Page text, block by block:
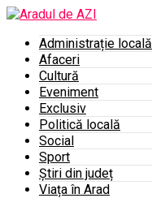
Administrație locală
Afaceri
Cultură
Eveniment
Exclusiv
Politică locală
Social
Sport
Știri din județ
Viața în Arad